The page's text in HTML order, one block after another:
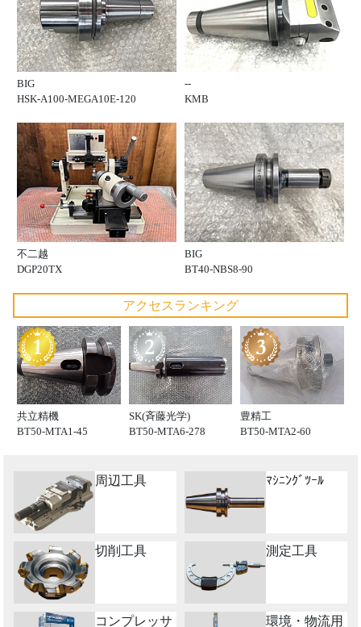
BIG
HSK-A100-MEGA10E-120
--
KMB
不二越
DGP20TX
BIG
BT40-NBS8-90
アクセスランキング
共立精機
BT50-MTA1-45
SK(斉藤光学)
BT50-MTA6-278
豊精工
BT50-MTA2-60
周辺工具 ﾏｼﾆﾝｸﾞﾂｰﾙ
切削工具 測定工具
コンプレッサ 環境・物流用